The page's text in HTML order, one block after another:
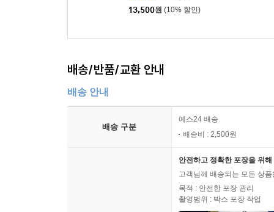
13,500원 (10% 할인)
배송/반품/교환 안내
배송 안내
배송 구분
예스24 배송
배송비 : 2,500원
안전하고 정확한 포장을 위
고객님께 배송되는 모든 상
목적 : 안전한 포장 관리
촬영범위 : 박스 포장 작업